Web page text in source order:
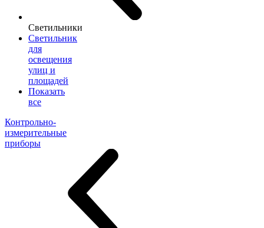
Светильники
Светильник
для
освещения
улиц и
площадей
Показать
все
Контрольно-
измерительные
приборы